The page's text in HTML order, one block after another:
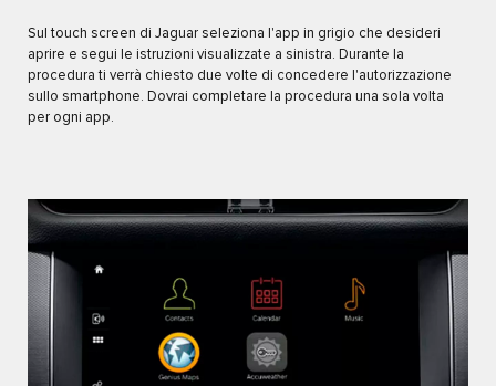
Sul touch screen di Jaguar seleziona l'app in grigio che desideri
aprire e segui le istruzioni visualizzate a sinistra. Durante la
procedura ti verrà chiesto due volte di concedere l'autorizzazione
sullo smartphone. Dovrai completare la procedura una sola volta
per ogni app.